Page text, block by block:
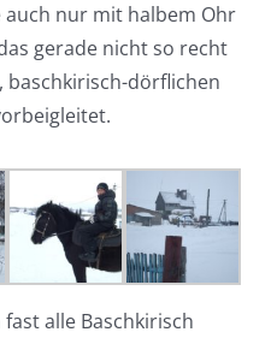
nur mit halbem Ohr
gerade nicht so recht
dörflichen
alle Baschkirisch